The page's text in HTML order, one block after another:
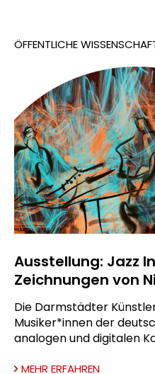
ÖFFENTLICHE
Ausstellung: Jazz
Zeichnungen von
Die Darmstädter
Musiker*innen der
analogen und digitalen
MEHR ERFAHREN